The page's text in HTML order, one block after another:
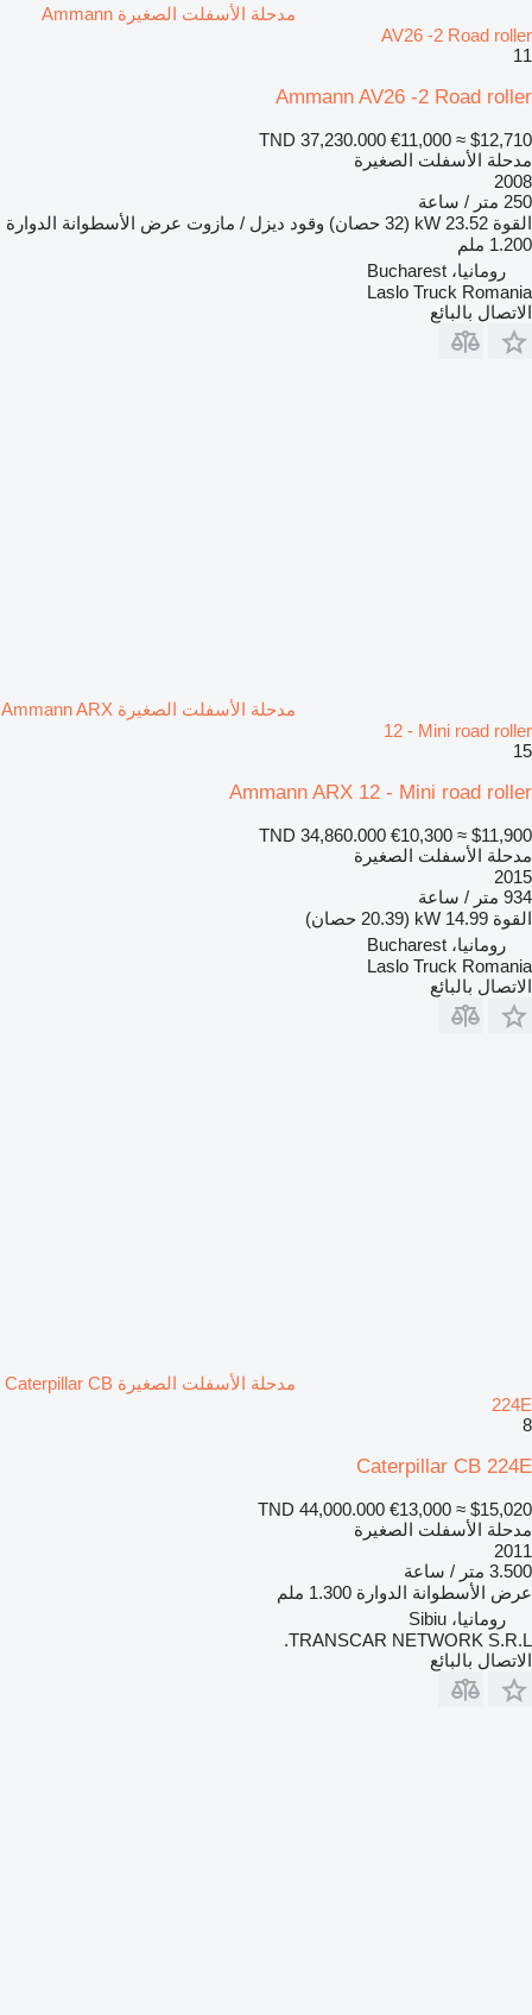
مدحلة الأسفلت الصغيرة Ammann
AV26 -2 Road roller
11
Ammann AV26 -2 Road roller
TND 37,230.000 €11,000 ≈ $12,710
مدحلة الأسفلت الصغيرة
2008
250 متر / ساعة
القوة 23.52 kW (32 حصان) وقود ديزل / مازوت عرض الأسطوانة الدوارة
1.200 ملم
رومانيا، Bucharest
Laslo Truck Romania
الاتصال بالبائع
مدحلة الأسفلت الصغيرة Ammann ARX
12 - Mini road roller
15
Ammann ARX 12 - Mini road roller
TND 34,860.000 €10,300 ≈ $11,900
مدحلة الأسفلت الصغيرة
2015
934 متر / ساعة
القوة 14.99 kW (20.39 حصان)
رومانيا، Bucharest
Laslo Truck Romania
الاتصال بالبائع
مدحلة الأسفلت الصغيرة Caterpillar CB
224E
8
Caterpillar CB 224E
TND 44,000.000 €13,000 ≈ $15,020
مدحلة الأسفلت الصغيرة
2011
3.500 متر / ساعة
عرض الأسطوانة الدوارة 1.300 ملم
رومانيا، Sibiu
TRANSCAR NETWORK S.R.L.
الاتصال بالبائع